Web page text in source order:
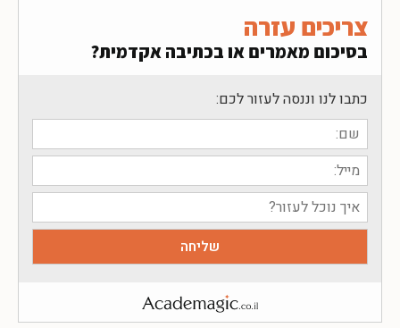
צריכים עזרה
בסיכום מאמרים או בכתיבה אקדמית?
כתבו לנו וננסה לעזור לכם: